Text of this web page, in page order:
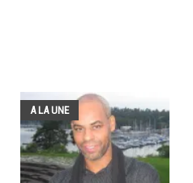
A LA UNE